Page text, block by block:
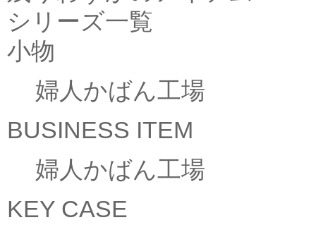
シリーズ一覧
小物
婦人かばん工場
BUSINESS ITEM
婦人かばん工場
KEY CASE